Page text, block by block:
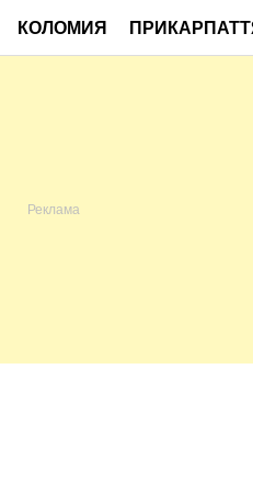
КОЛОМИЯ